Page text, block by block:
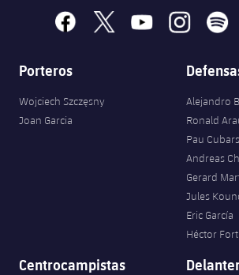
Jugadores
Noticias
Voleibol femenino
Apúntate a las amateurs
plusicon
más
Apúntate a las amateurs
Carnet de las Secciones
PLUSICON
MÁS
League of Legends
VALORANT Game Changers
facebook
x youtubeinstagramspotify
Porteros
Wojciech Szczęsny
Joan Garcia
Alejandro
Ronald
Pau
Andreas
Gerard
Jules
Eric García
Héctor Fort
Centrocampistas